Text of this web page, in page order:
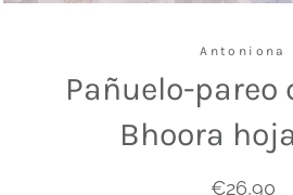
Antoniona
Pañuelo-pareo
Bhoora
Precio
Precio
€26,90